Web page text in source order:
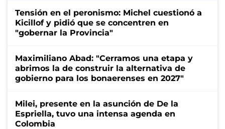
Tensión en el peronismo: Michel cuestionó a
Kicillof y pidió que se concentren en
"gobernar la Provincia"
Maximiliano Abad: "Cerramos una etapa y
abrimos la de construir la alternativa de
gobierno para los bonaerenses en 2027"
Milei, presente en la asunción de De la
Espriella, tuvo una intensa agenda en
Colombia